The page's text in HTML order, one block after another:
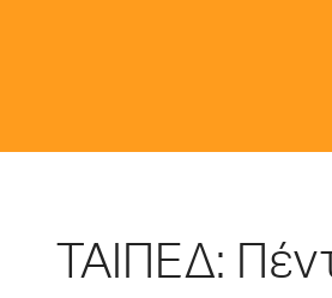
ΤΑΙΠΕΔ: